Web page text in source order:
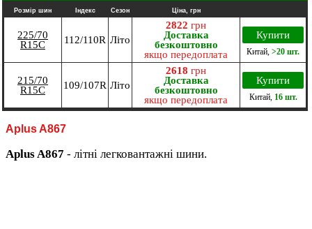
Aplus A867
Aplus A867 - літні легковантажні шини.
Розмір шин Індекс Сезон Ціна, грн
225/70
R15C
112/110R Літо
2822 грн
Доставка
безкоштовно
якщо передоплата
Купити
Китай >20 шт.
215/70
R15C
109/107R Літо
2618 грн
Доставка
безкоштовно
якщо передоплата
Купити
Китай, 16 шт.